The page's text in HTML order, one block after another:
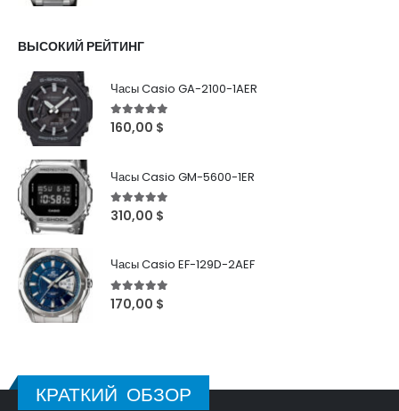
ВЫСОКИЙ РЕЙТИНГ
Часы Casio GA-2100-1AER
5out of 5
160,00 $
Часы Casio GM-5600-1ER
5out of 5
310,00 $
Часы Casio EF-129D-2AEF
5out of 5
170,00 $
КРАТКИЙ ОБЗОР